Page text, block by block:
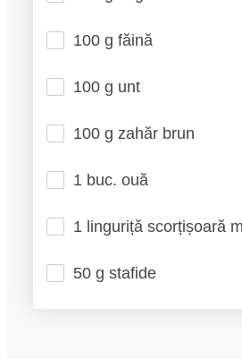
100 g făină
100 g unt
100 g zahăr brun
1 buc. ouă
1 linguriță scorțișoară
50 g stafide